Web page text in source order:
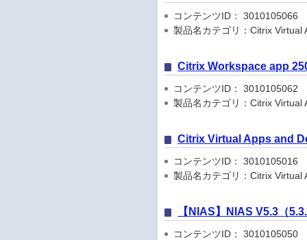
コンテンツID： 3010105066
製品名カテゴリ：Citrix
Citrix Workspace app
コンテンツID： 3010105062
製品名カテゴリ：Citrix
Citrix Virtual Apps and
コンテンツID： 3010105016
製品名カテゴリ：Citrix
【NIAS】NIAS V5.3（
コンテンツID： 3010105050